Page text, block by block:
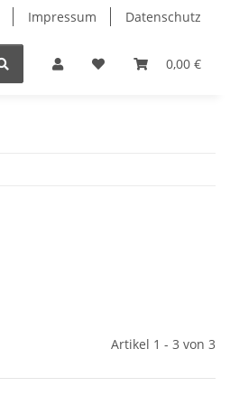
Impressum Datenschutz
0,00 €
Artikel 1 - 3 von 3